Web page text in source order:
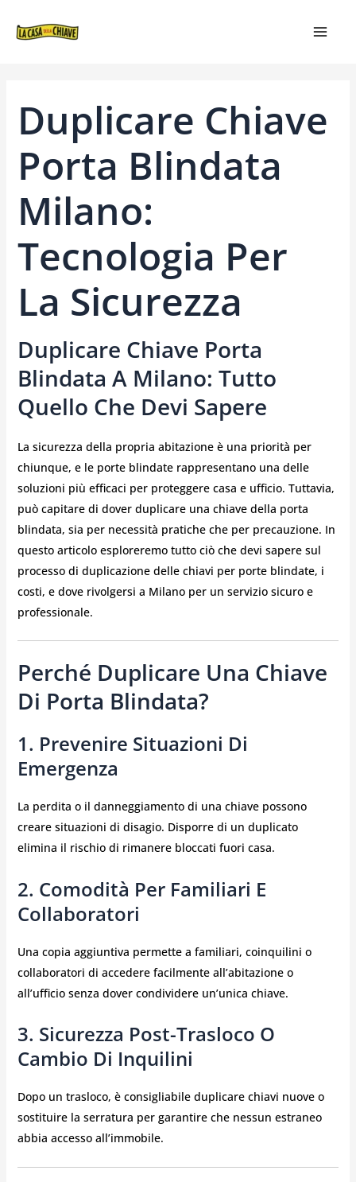
Duplicare Chiave
Porta Blindata
Milano:
Tecnologia Per
La Sicurezza
Duplicare Chiave Porta
Blindata A Milano: Tutto
Quello Che Devi Sapere
La sicurezza della propria abitazione è una priorità per
chiunque, e le porte blindate rappresentano una delle
soluzioni più efficaci per proteggere casa e ufficio. Tuttavia,
può capitare di dover duplicare una chiave della porta
blindata, sia per necessità pratiche che per precauzione. In
questo articolo esploreremo tutto ciò che devi sapere sul
processo di duplicazione delle chiavi per porte blindate, i
costi, e dove rivolgersi a Milano per un servizio sicuro e
professionale.
Perché Duplicare Una Chiave
Di Porta Blindata?
1. Prevenire Situazioni Di
Emergenza
La perdita o il danneggiamento di una chiave possono
creare situazioni di disagio. Disporre di un duplicato
elimina il rischio di rimanere bloccati fuori casa.
2. Comodità Per Familiari E
Collaboratori
Una copia aggiuntiva permette a familiari, coinquilini o
collaboratori di accedere facilmente all’abitazione o
all’ufficio senza dover condividere un’unica chiave.
3. Sicurezza Post-Trasloco O
Cambio Di Inquilini
Dopo un trasloco, è consigliabile duplicare chiavi nuove o
sostituire la serratura per garantire che nessun estraneo
abbia accesso all’immobile.
ARTICOLI